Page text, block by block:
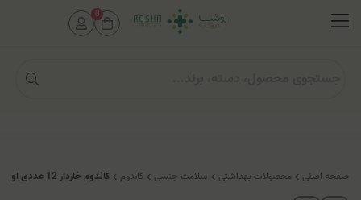
صفحه اصلی محصولات بهداشتی سلامت جنسی کاندوم کاندوم خاردار 12 عددی اورس (مدل Ice Mohito)
0